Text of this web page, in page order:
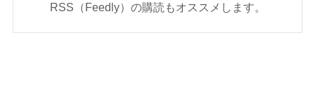
RSS（Feedly）の購読もオススメします。